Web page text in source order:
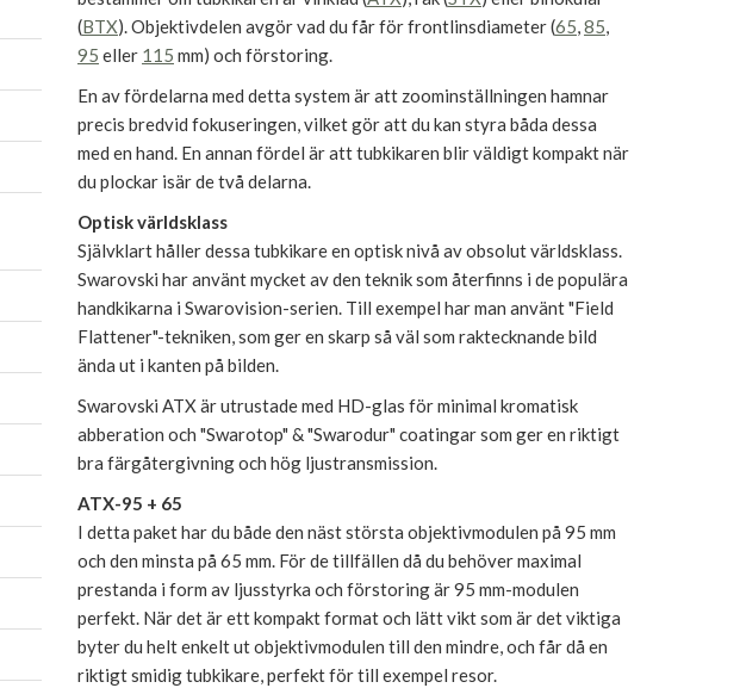
(BTX). Objektivdelen avgör vad du får för frontlinsdiameter (65,85,
95 eller 115 mm) och förstoring.
En av fördelarna med detta system är att zoominställningen hamnar
precis bredvid fokuseringen, vilket gör att du kan styra båda dessa
med en hand. En annan fördel är att tubkikaren blir väldigt kompakt när
du plockar isär de två delarna.
Optisk världsklass
Självklart håller dessa tubkikare en optisk nivå av obsolut världsklass.
Swarovski har använt mycket av den teknik som återfinns i de populära
handkikarna i Swarovision-serien. Till exempel har man använt "Field
Flattener"-tekniken, som ger en skarp så väl som raktecknande bild
ända ut i kanten på bilden.
Swarovski ATX är utrustade med HD-glas för minimal kromatisk
abberation och "Swarotop" & "Swarodur" coatingar som ger en riktigt
bra färgåtergivning och hög ljustransmission.
ATX-95 + 65
I detta paket har du både den näst största objektivmodulen på 95 mm
och den minsta på 65 mm. För de tillfällen då du behöver maximal
prestanda i form av ljusstyrka och förstoring är 95 mm-modulen
perfekt. När det är ett kompakt format och lätt vikt som är det viktiga
byter du helt enkelt ut objektivmodulen till den mindre, och får då en
riktigt smidig tubkikare, perfekt för till exempel resor.